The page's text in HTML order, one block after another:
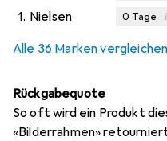
1. Nielsen 0 Tage i
Alle 36 Marken vergleichen
Rückgabequote
So oft wird ein Produkt
«Bilderrahmen»